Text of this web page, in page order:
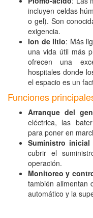
incluyen celdas
o gel). Son
exigencia.
Ion de litio: Más
una vida útil más
ofrecen una
hospitales donde
el espacio es un
Funciones
Arranque del
eléctrica, las
para poner en
Suministro inicial
cubrir el
operación.
Monitoreo y
también alimentan
automático y la